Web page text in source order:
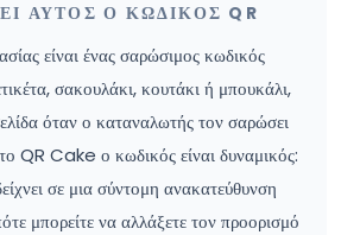
ΑΥΤΌΣ Ο ΚΩΔΙΚΌΣ QR
είναι ένας σαρώσιμος κωδικός
σακουλάκι, κουτάκι ή μπουκάλι,
όταν ο καταναλωτής τον σαρώσει
QR Cake ο κωδικός είναι δυναμικός:
σε μια σύντομη ανακατεύθυνση
μπορείτε να αλλάξετε τον προορισμό